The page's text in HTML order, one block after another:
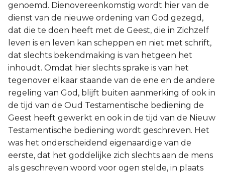
genoemd. Dienovereenkomstig wordt hier van de
dienst van de nieuwe ordening van God gezegd,
dat die te doen heeft met de Geest, die in Zichzelf
leven is en leven kan scheppen en niet met schrift,
dat slechts bekendmaking is van hetgeen het
inhoudt. Omdat hier slechts sprake is van het
tegenover elkaar staande van de ene en de andere
regeling van God, blijft buiten aanmerking of ook in
de tijd van de Oud Testamentische bediening de
Geest heeft gewerkt en ook in de tijd van de Nieuw
Testamentische bediening wordt geschreven. Het
was het onderscheidend eigenaardige van de
eerste, dat het goddelijke zich slechts aan de mens
als geschreven woord voor ogen stelde, in plaats